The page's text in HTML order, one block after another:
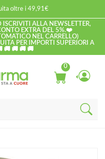
oltre i 49,91€
ISCRIVITI ALLA NEWSLETTER,
EXTRA DEL 5%.❤️
NEL CARRELLO)
PER IMPORTI SUPERIORI A
🚚 🚚 🚚 🚚
0